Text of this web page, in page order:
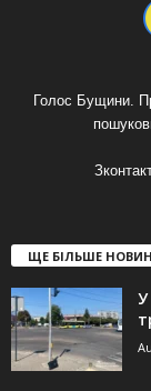
Голос Бущини.
ЩЕ БІЛЬШЕ НОВИН
У